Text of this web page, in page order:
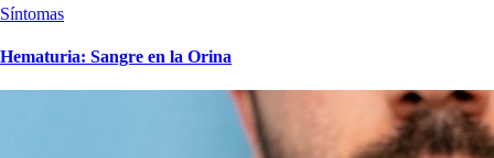
Síntomas
Hematuria: Sangre en la Orina